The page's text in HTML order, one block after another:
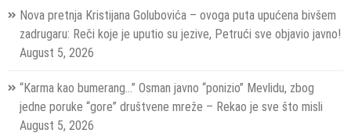
Nova pretnja Kristijana Golubovića – ovoga puta upućena bivšem
zadrugaru: Reči koje je uputio su jezive, Petrući sve objavio javno!
August 5, 2026
“Karma kao bumerang…” Osman javno “ponizio” Mevlidu, zbog
jedne poruke “gore” društvene mreže – Rekao je sve što misli
August 5, 2026